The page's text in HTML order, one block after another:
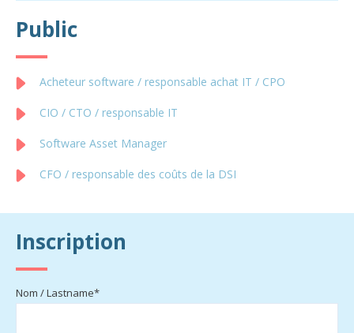
Public
Acheteur software / responsable achat IT / CPO
CIO / CTO / responsable IT
Software Asset Manager
CFO / responsable des coûts de la DSI
Inscription
Nom / Lastname*